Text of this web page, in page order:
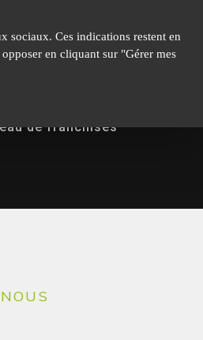
de franchises
sociaux. Ces indications restent en
en cliquant sur "Gérer mes